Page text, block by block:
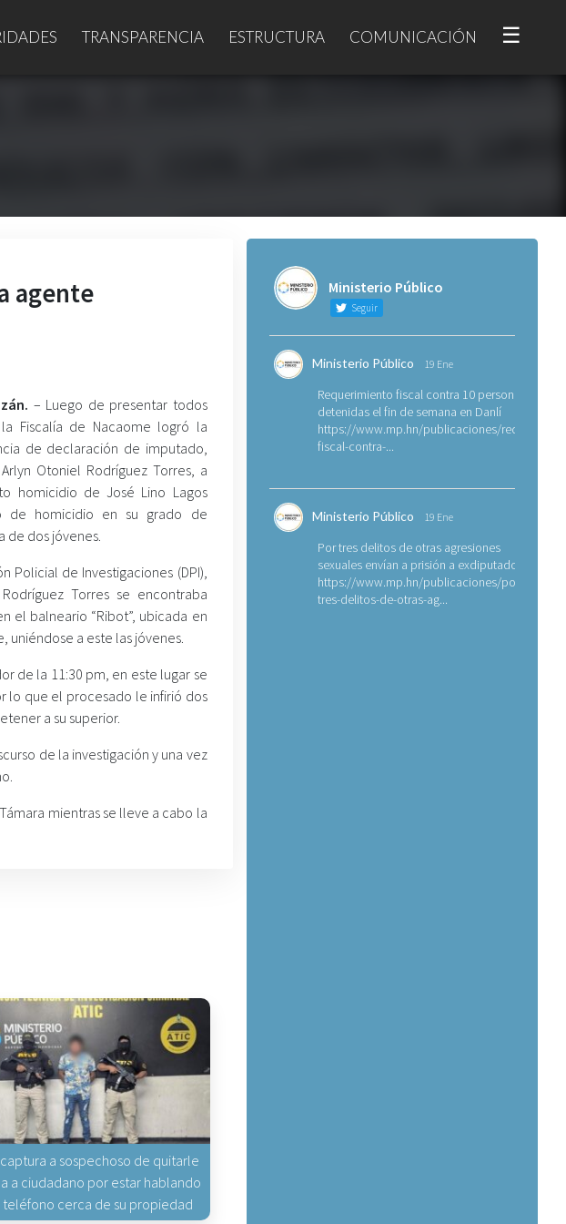
TRANSPARENCIA ESTRUCTURA COMUNICACIÓN ☰
agente
– Luego de presentar todos
Fiscalía de Nacaome logró la
de declaración de imputado,
Otoniel Rodríguez Torres, a
homicidio de José Lino Lagos
de homicidio en su grado de
de dos jóvenes.
Policial de Investigaciones (DPI),
Torres se encontraba
el balneario “Ribot”, ubicada en
uniéndose a este las jóvenes.
de la 11:30 pm, en este lugar se
lo que el procesado le infirió dos
a su superior.
de la investigación y una vez
mientras se lleve a cabo la
captura a sospechoso de quitarle
a ciudadano por estar hablando
teléfono cerca de su propiedad
Ministerio Público
Seguir
Ministerio Público 19 Ene
Requerimiento fiscal contra 10 personas
detenidas el fin de semana en Danlí
https://www.mp.hn/publicaciones/
fiscal-contra-...
Ministerio Público 19 Ene
Por tres delitos de otras agresiones
sexuales envían a prisión a exdiputado
https://www.mp.hn/publicaciones/por-
tres-delitos-de-otras-ag...